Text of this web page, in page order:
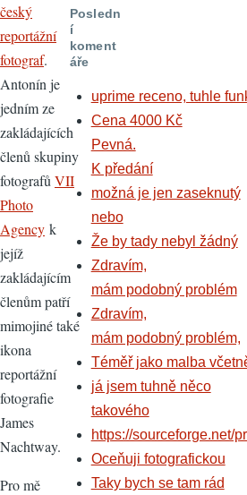
český
reportážní
fotograf.
Antonín je
jedním ze
zakládajících
členů skupiny
fotografů VII
Photo
Agency k
jejíž
zakládajícím
členům patří
mimojiné také
ikona
reportážní
fotografie
James
Nachtway.
Pro mě
Posledn
í
koment
áře
uprime receno, tuhle
Cena 4000 Kč
Pevná.
K předání
možná je jen zaseknutý
nebo
Že by tady nebyl žádný
Zdravím,
mám podobný problém
Zdravím,
mám podobný problém,
Téměř jako malba
já jsem tuhně něco
takového
https://sourceforge.net/
Oceňuji fotografickou
Taky bych se tam rád